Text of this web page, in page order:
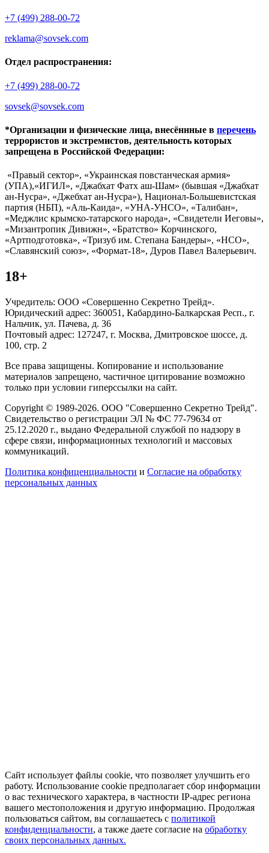
+7 (499) 288-00-72
reklama@sovsek.com
Отдел распространения:
+7 (499) 288-00-72
sovsek@sovsek.com
*Организации и физические лица, внесённные в перечень
террористов и экстремистов, деятельность которых
запрещена в Российской Федерации:
«Правый сектор», «Украинская повстанческая армия»
(УПА),«ИГИЛ», «Джабхат Фатх аш-Шам» (бывшая «Джабхат
ан-Нусра», «Джебхат ан-Нусра»), Национал-Большевистская
партия (НБП), «Аль-Каида», «УНА-УНСО», «Талибан»,
«Меджлис крымско-татарского народа», «Свидетели Иеговы»,
«Мизантропик Дивижн», «Братство» Корчинского,
«Артподготовка», «Тризуб им. Степана Бандеры», «НСО»,
«Славянский союз», «Формат-18», Дуров Павел Валерьевич.
18+
Учредитель: ООО «Совершенно Секретно Трейд».
Юридический адрес: 360051, Кабардино-Балкарская Респ., г.
Нальчик, ул. Пачева, д. 36
Почтовый адрес: 127247, г. Москва, Дмитровское шоссе, д.
100, стр. 2
Все права защищены. Копирование и использование
материалов запрещено, частичное цитирование возможно
только при условии гиперссылки на сайт.
Copyright © 1989-2026. ООО "Совершенно Секретно Трейд".
Свидетельство о регистрации ЭЛ № ФС 77-79634 от
25.12.2020 г., выдано Федеральной службой по надзору в
сфере связи, информационных технологий и массовых
коммуникаций.
Политика конфиценциальности и Согласие на обработку
персональных данных
Сайт использует файлы cookie, что позволяет улучшить его
работу. Использование cookie предполагает сбор информации
о вас технического характера, в частности IP-адрес региона
вашего местоположения и другую информацию. Продолжая
пользоваться сайтом, вы соглашаетесь с политикой
конфиденциальности, а также даете согласие на обработку
своих персональных данных.